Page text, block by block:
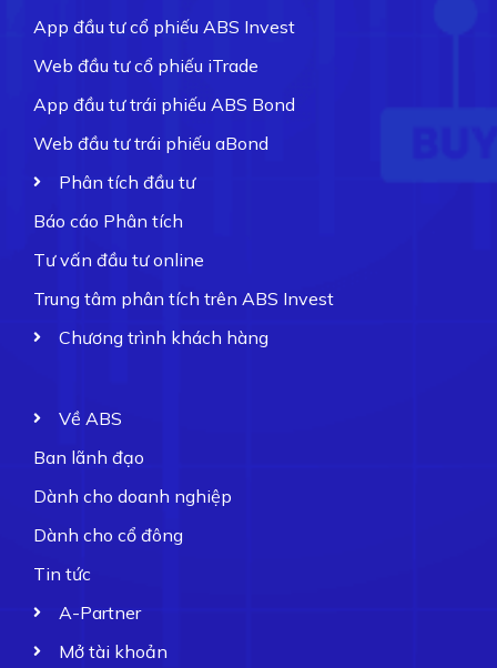
App đầu tư cổ phiếu ABS Invest
Web đầu tư cổ phiếu iTrade
App đầu tư trái phiếu ABS Bond
Web đầu tư trái phiếu aBond
Phân tích đầu tư
Báo cáo Phân tích
Tư vấn đầu tư online
Trung tâm phân tích trên ABS Invest
Chương trình khách hàng
Về ABS
Ban lãnh đạo
Dành cho doanh nghiệp
Dành cho cổ đông
Tin tức
A-Partner
Mở tài khoản